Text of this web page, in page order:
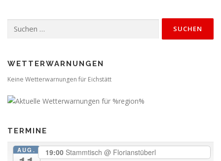
nach:
WETTERWARNUNGEN
Keine Wetterwarnungen für Eichstätt
TERMINE
AUG. 19:00 Stammtisch @ Florianstüberl